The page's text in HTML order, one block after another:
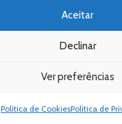
Aceitar
Declinar
Ver preferências
Política de CookiesPolítica de
Bem Explicado © 2026 All Rights